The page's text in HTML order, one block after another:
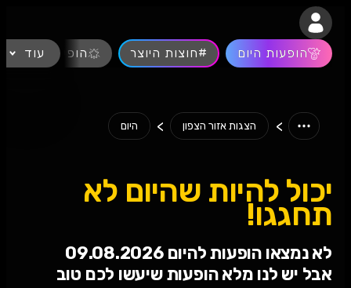
הופעות היום #חוצות היוצר הופעות חיות
עוד
> הצגות אזור הצפון > היום
יכול להיות שהיום לא
תחגגו!
לא נמצאו הופעות להיום 09.08.2026
אבל יש לנו מלא הופעות שיעשו לכם טוב